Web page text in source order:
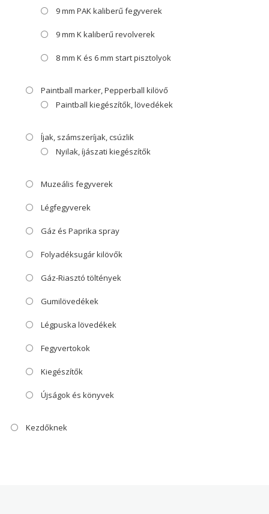
9 mm PAK kaliberű fegyverek
9 mm K kaliberű revolverek
8 mm K és 6 mm start pisztolyok
Paintball marker, Pepperball kilövő
Paintball kiegészítők, lövedékek
Íjak, számszeríjak, csúzlik
Nyilak, íjászati kiegészítők
Muzeális fegyverek
Légfegyverek
Gáz és Paprika spray
Folyadéksugár kilövők
Gáz-Riasztó töltények
Gumilövedékek
Légpuska lövedékek
Fegyvertokok
Kiegészítők
Újságok és könyvek
Kezdőknek